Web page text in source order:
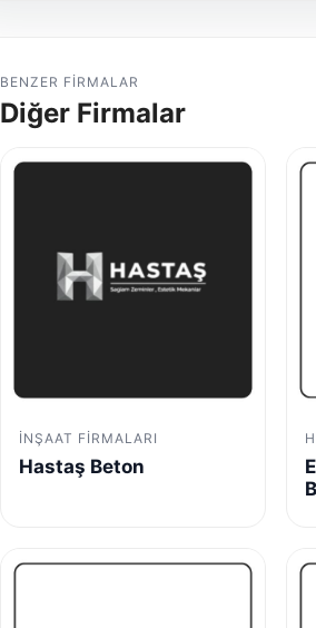
BENZER FIRMALAR
Diğer Firmalar
İNŞAAT FIRMALARI
Hastaş Beton